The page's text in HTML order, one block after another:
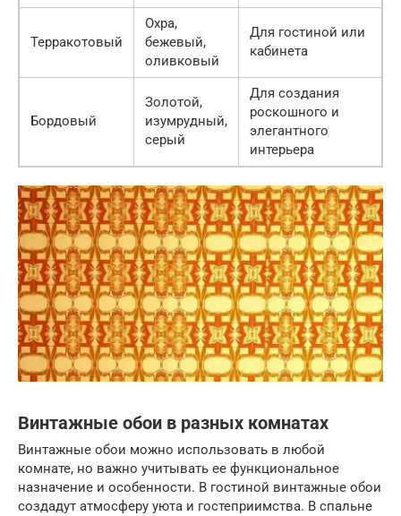
Терракотовый
Охра,
бежевый,
оливковый
Для гостиной или
кабинета
Бордовый
Золотой,
изумрудный,
серый
Для создания
роскошного и
элегантного
интерьера
Винтажные обои в разных комнатах
Винтажные обои можно использовать в любой
комнате, но важно учитывать ее функциональное
назначение и особенности. В гостиной винтажные обои
создадут атмосферу уюта и гостеприимства. В спальне